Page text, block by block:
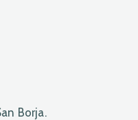
Borja.